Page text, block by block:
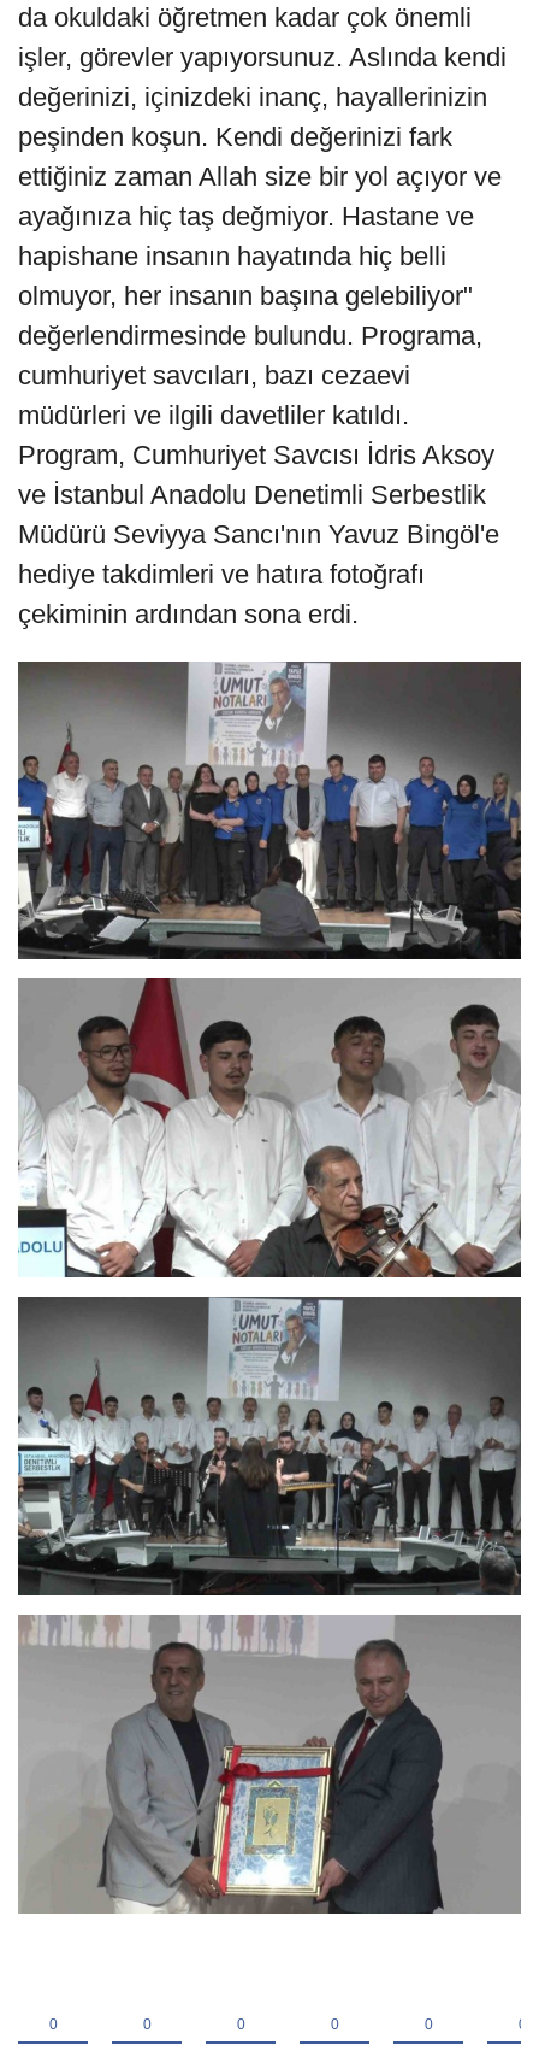
da okuldaki öğretmen kadar çok önemli
işler, görevler yapıyorsunuz. Aslında kendi
değerinizi, içinizdeki inanç, hayallerinizin
peşinden koşun. Kendi değerinizi fark
ettiğiniz zaman Allah size bir yol açıyor ve
ayağınıza hiç taş değmiyor. Hastane ve
hapishane insanın hayatında hiç belli
olmuyor, her insanın başına gelebiliyor"
değerlendirmesinde bulundu. Programa,
cumhuriyet savcıları, bazı cezaevi
müdürleri ve ilgili davetliler katıldı.
Program, Cumhuriyet Savcısı İdris Aksoy
ve İstanbul Anadolu Denetimli Serbestlik
Müdürü Seviyya Sancı'nın Yavuz Bingöl'e
hediye takdimleri ve hatıra fotoğrafı
çekiminin ardından sona erdi.